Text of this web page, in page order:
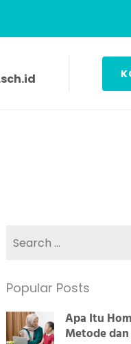
Popular Posts
Apa Itu
Metode